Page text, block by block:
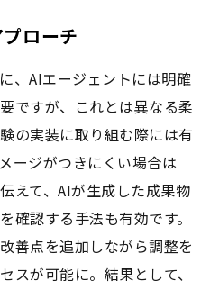
ローチ
、AIエージェントには明確
ですが、これとは異なる柔
の実装に取り組む際には有
ージがつきにくい場合は
えて、AIが生成した成果物
確認する手法も有効です。
善点を追加しながら調整を
スが可能に。結果として、